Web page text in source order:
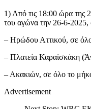
1) Από τις 18:00 ώρα της
του αγώνα την 26-6-2025,
– Ηρώδου Αττικού, σε
– Πλατεία Καραϊσκάκη
– Ακακιών, σε όλο το
Advertisement